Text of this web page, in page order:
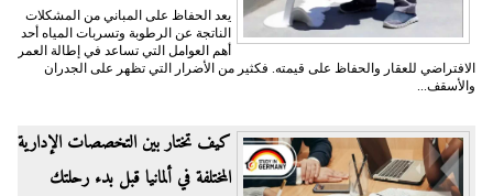
يعد الحفاظ على المباني من المشكلات
الناتجة عن الرطوبة وتسربات المياه أحد
أهم العوامل التي تساعد في إطالة العمر
الافتراضي للعقار والحفاظ على قيمته. فكثير من الأضرار التي تظهر على الجدران
والأسقف...
كيف تختار بين التخصصات الإدارية
المختلفة في ألمانيا قبل بدء رحلتك